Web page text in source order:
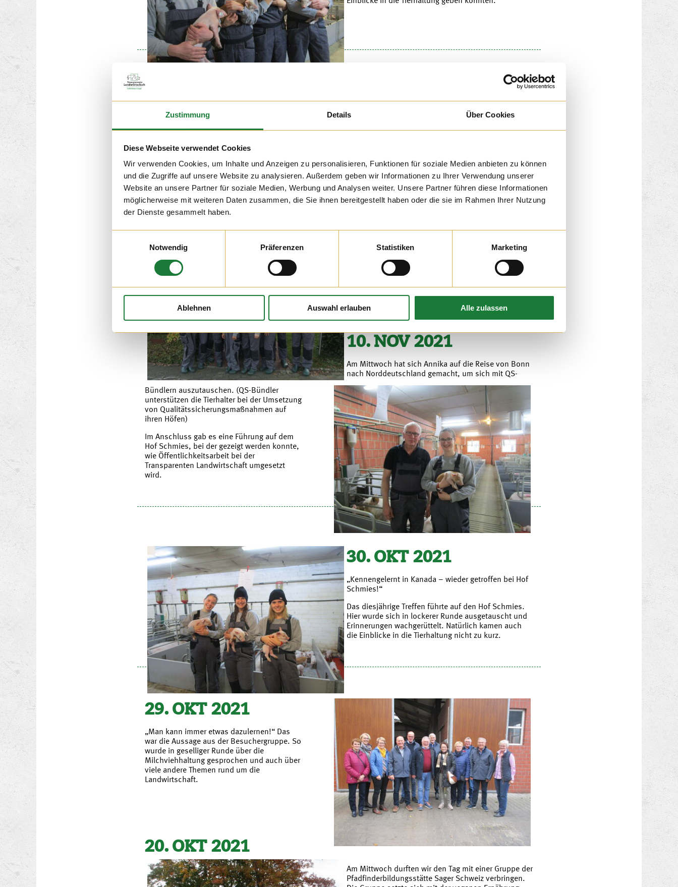
Zustimmung Details Über Cookies
Diese Webseite verwendet Cookies
Wir verwenden Cookies, um Inhalte und Anzeigen zu personalisieren, Funktionen für soziale Medien anbieten zu können
und die Zugriffe auf unsere Website zu analysieren. Außerdem geben wir Informationen zu Ihrer Verwendung unserer
Website an unsere Partner für soziale Medien, Werbung und Analysen weiter. Unsere Partner führen diese Informationen
möglicherweise mit weiteren Daten zusammen, die Sie ihnen bereitgestellt haben oder die sie im Rahmen Ihrer Nutzung
der Dienste gesammelt haben.
Notwendig
Präferenzen Statistiken Marketing
Ablehnen Auswahl erlauben Alle zulassen
24. NOV 2021
Klassen 4 und 5 der Maximilian-Kolbe-Schule aus
Löningen begrüßen. Für die Schülerinnen und
einer erlebnisreichen Stationsarbeit, bei der sie
12. NOV 2021
Am Freitagmorgen durften wir auf dem Hof Schmies
eine Baumschule begrüßen. Der Besuch bei uns war
ein Teil ihres ereignisreichen Ausflugtages, bei dem
wir viele Einblicke in die Tierhaltung geben konnten.
10. NOV 2021
Am Mittwoch hat sich Annika auf die Reise von Bonn
nach Norddeutschland gemacht, um sich mit QS-
Bündlern auszutauschen. (QS-Bündler
unterstützen die Tierhalter bei der Umsetzung
von Qualitätssicherungsmaßnahmen auf
ihren Höfen)
Im Anschluss gab es eine Führung auf dem
Hof Schmies, bei der gezeigt werden konnte,
wie Öffentlichkeitsarbeit bei der
Transparenten Landwirtschaft umgesetzt
wird.
30. OKT 2021
„Kennengelernt in Kanada – wieder getroffen bei Hof
Schmies!“
Das diesjährige Treffen führte auf den Hof Schmies.
Hier wurde sich in lockerer Runde ausgetauscht und
Erinnerungen wachgerüttelt. Natürlich kamen auch
die Einblicke in die Tierhaltung nicht zu kurz.
29. OKT 2021
„Man kann immer etwas dazulernen!“ Das
war die Aussage aus der Besuchergruppe. So
wurde in geselliger Runde über die
Milchviehhaltung gesprochen und auch über
viele andere Themen rund um die
Landwirtschaft.
20. OKT 2021
Am Mittwoch durften wir den Tag mit einer Gruppe der
Pfadfinderbildungsstätte Sager Schweiz verbringen.